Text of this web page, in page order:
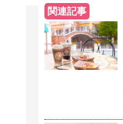
関連記事